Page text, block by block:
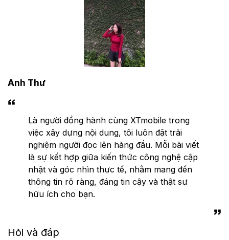
Anh Thư
Là người đồng hành cùng XTmobile trong
việc xây dựng nội dung, tôi luôn đặt trải
nghiệm người đọc lên hàng đầu. Mỗi bài viết
là sự kết hợp giữa kiến thức công nghệ cập
nhật và góc nhìn thực tế, nhằm mang đến
thông tin rõ ràng, đáng tin cậy và thật sự
hữu ích cho bạn.
Hỏi và đáp